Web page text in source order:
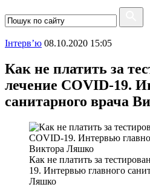
Інтерв’ю 08.10.2020 15:05
Как не платить за
лечение COVID-19.
санитарного врача
Как не платить за
19. Интервью главного
Ляшко